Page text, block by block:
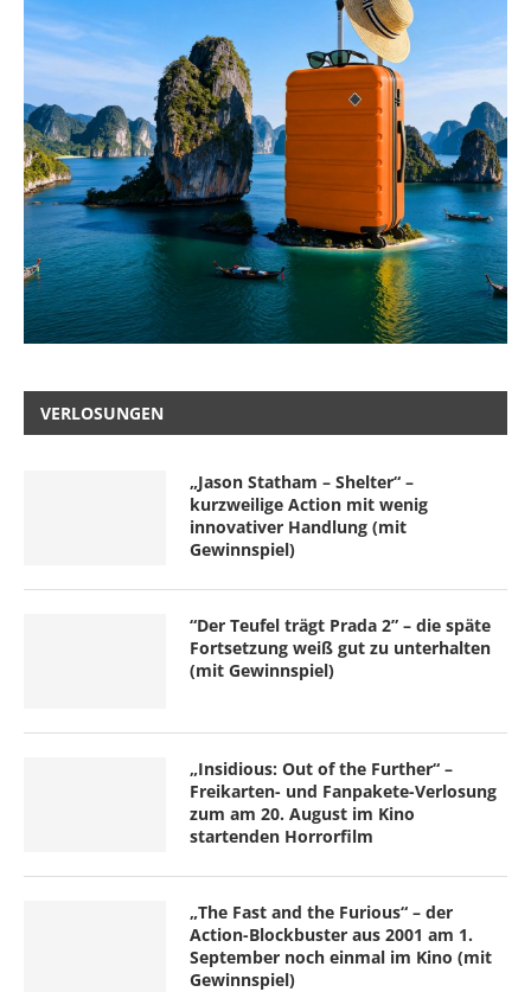
VERLOSUNGEN
„Jason Statham – Shelter“ –
kurzweilige Action mit wenig
innovativer Handlung (mit
Gewinnspiel)
“Der Teufel trägt Prada 2” – die späte
Fortsetzung weiß gut zu unterhalten
(mit Gewinnspiel)
„Insidious: Out of the Further“ –
Freikarten- und Fanpakete-Verlosung
zum am 20. August im Kino
startenden Horrorfilm
„The Fast and the Furious“ – der
Action-Blockbuster aus 2001 am 1.
September noch einmal im Kino (mit
Gewinnspiel)